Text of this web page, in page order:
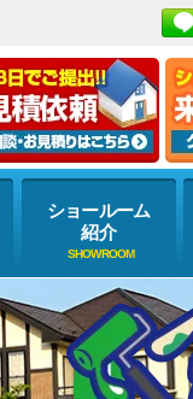
ショールーム
紹介